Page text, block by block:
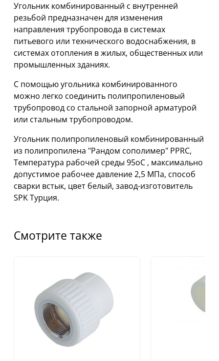
Угольник комбинированный с внутренней
резьбой предназначен для изменения
направления трубопровода в системах
питьевого или технического водоснабжения, в
системах отопления в жилых, общественных или
промышленных зданиях.
С помощью угольника комбинированного
можно легко соединить полипропиленовый
трубопровод со стальной запорной арматурой
или стальным трубопроводом.
Угольник полипропиленовый комбинированный
из полипропилена "Рандом сополимер" PPRC,
Температура рабочей среды 95оС , максимально
допустимое рабочее давление 2,5 МПа, способ
сварки встык, цвет белый, завод-изготовитель
SPK Турция.
Смотрите также